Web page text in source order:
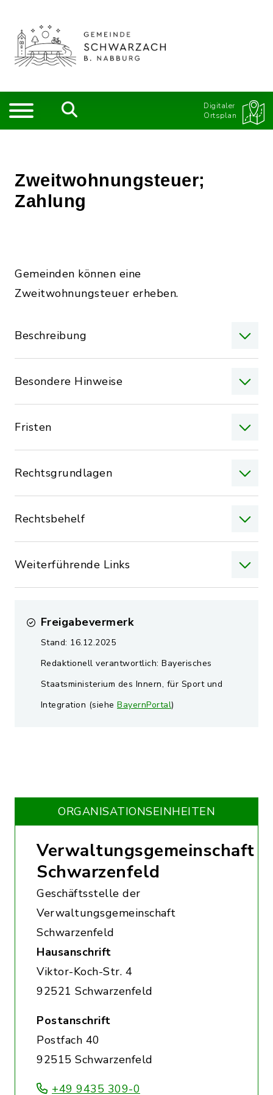
Digitaler
Ortsplan
Zweitwohnungsteuer;
Zahlung
Gemeinden können eine
Zweitwohnungsteuer erheben.
Beschreibung
Besondere Hinweise
Fristen
Rechtsgrundlagen
Rechtsbehelf
Weiterführende Links
Freigabevermerk
Stand: 16.12.2025
Redaktionell verantwortlich: Bayerisches
Staatsministerium des Innern, für Sport und
Integration (siehe BayernPortal)
ORGANISATIONS­EINHEITEN
Verwaltungsgemeinschaft
Schwarzenfeld
Geschäftsstelle der
Verwaltungsgemeinschaft
Schwarzenfeld
Hausanschrift
Viktor-Koch-Str. 4
92521 Schwarzenfeld
Postanschrift
Postfach 40
92515 Schwarzenfeld
+49 9435 309-0